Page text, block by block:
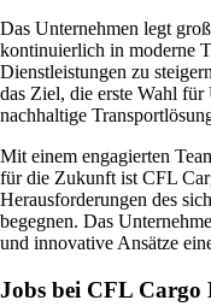
Das Unternehmen legt
kontinuierlich in moderne
Dienstleistungen zu
das Ziel, die erste Wahl für
nachhaltige
Mit einem engagierten
für die Zukunft ist CFL
Herausforderungen des
begegnen. Das
und innovative Ansätze
Jobs bei CFL Cargo